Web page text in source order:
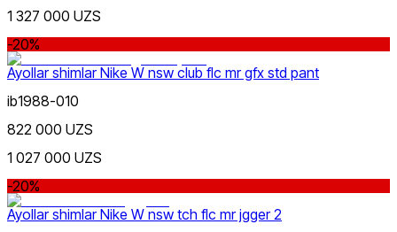
1 327 000 UZS
-20%
Ayollar shimlar Nike W nsw club flc mr gfx std pant
ib1988-010
822 000 UZS
1 027 000 UZS
-20%
Ayollar shimlar Nike W nsw tch flc mr jgger 2